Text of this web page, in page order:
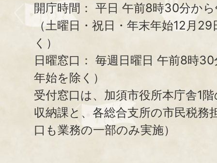
開庁時間： 平日 午前8時30分か
（土曜日・祝日・年末年始12月
く）
日曜窓口： 毎週日曜日 午前8時
年始を除く）
受付窓口は、加須市役所本庁舎1
収納課と、 各総合支所の市民税務
口も業務の一部のみ実施）